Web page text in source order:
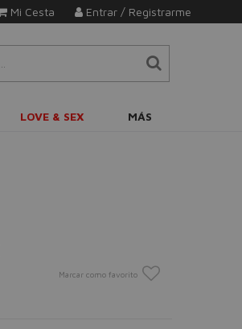
Entrar / Registrarme
Mi Cesta
LOVE & SEX MÁS
Marcar como favorito